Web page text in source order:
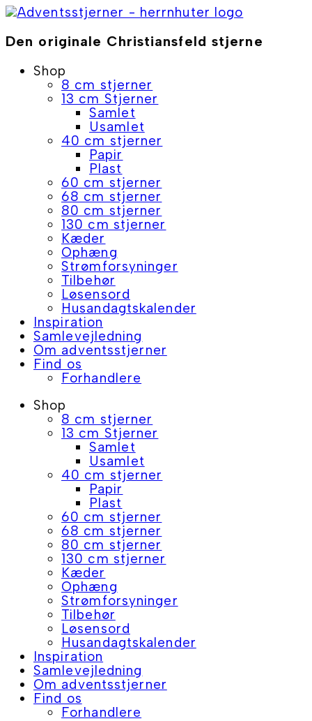
Skip
content
Den originale Christiansfeld stjerne
Shop
8 cm stjerner
13 cm Stjerner
Samlet
Usamlet
40 cm stjerner
Papir
Plast
60 cm stjerner
68 cm stjerner
80 cm stjerner
130 cm stjerner
Kæder
Ophæng
Strømforsyninger
Tilbehør
Løsensord
Husandagtskalender
Inspiration
Samlevejledning
Om adventsstjerner
Find os
Forhandlere
Shop
8 cm stjerner
13 cm Stjerner
Samlet
Usamlet
40 cm stjerner
Papir
Plast
60 cm stjerner
68 cm stjerner
80 cm stjerner
130 cm stjerner
Kæder
Ophæng
Strømforsyninger
Tilbehør
Løsensord
Husandagtskalender
Inspiration
Samlevejledning
Om adventsstjerner
Find os
Forhandlere